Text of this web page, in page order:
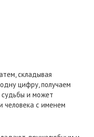
складывая
цифру, получаем
судьбы и может
человека с именем